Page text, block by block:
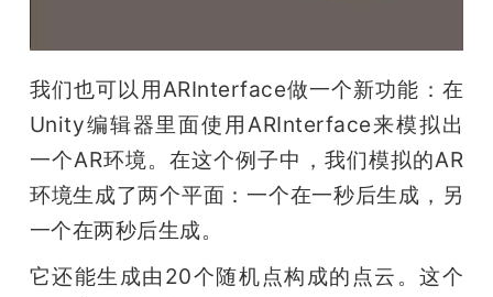
我们也可以用ARInterface做一个新功能：在
Unity编辑器里面使用ARInterface来模拟出
一个AR环境。在这个例子中，我们模拟的AR
环境生成了两个平面：一个在一秒后生成，另
一个在两秒后生成。
它还能生成由20个随机点构成的点云。这个